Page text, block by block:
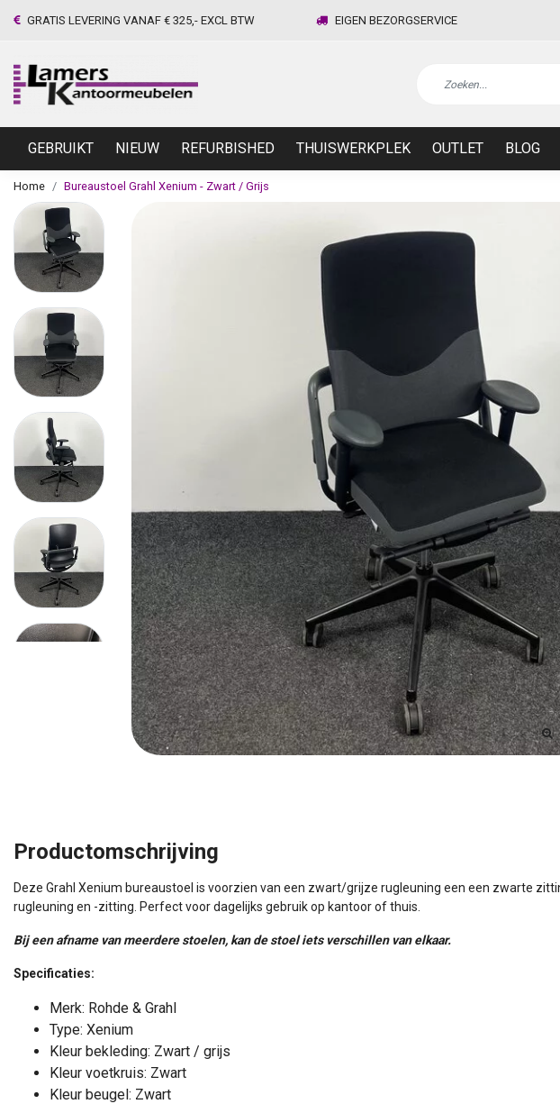
GRATIS LEVERING VANAF € 325,- EXCL BTW EIGEN BEZORGSERVICE
GEBRUIKT NIEUW REFURBISHED THUISWERKPLEK OUTLET BLOG
Home Bureaustoel Grahl Xenium - Zwart / Grijs
Productomschrijving
Deze Grahl Xenium bureaustoel is voorzien van een zwart/grijze rugleuning een een zwarte
rugleuning en -zitting. Perfect voor dagelijks gebruik op kantoor of thuis.
Bij een afname van meerdere stoelen, kan de stoel iets verschillen van elkaar.
Specificaties:
Merk: Rohde & Grahl
Type: Xenium
Kleur bekleding: Zwart / grijs
Kleur voetkruis: Zwart
Kleur beugel: Zwart